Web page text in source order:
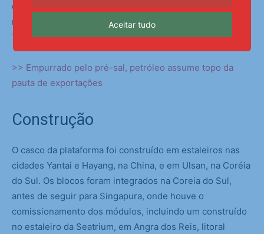
da Bacia de Santos, é ali que se encontram os
reservatórios, perfurados a uma profundidade de 5 mil a
7 mil quilômetros.
>> Empurrado pelo pré-sal, petróleo assume topo da
pauta de exportações
Construção
O casco da plataforma foi construído em estaleiros nas
cidades Yantai e Hayang, na China, e em Ulsan, na Coréia
do Sul. Os blocos foram integrados na Coreia do Sul,
antes de seguir para Singapura, onde houve o
comissionamento dos módulos, incluindo um construído
no estaleiro da Seatrium, em Angra dos Reis, litoral
Aceitar tudo